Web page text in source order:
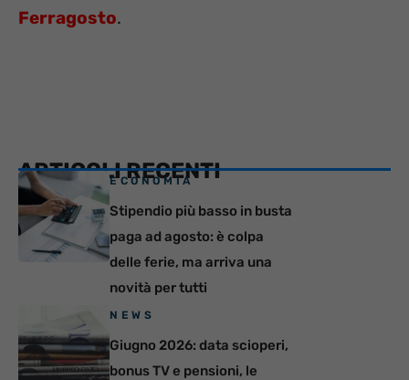
Ferragosto.
ARTICOLI RECENTI
ECONOMIA
Stipendio più basso in busta
paga ad agosto: è colpa
delle ferie, ma arriva una
novità per tutti
NEWS
Giugno 2026: data scioperi,
bonus TV e pensioni, le